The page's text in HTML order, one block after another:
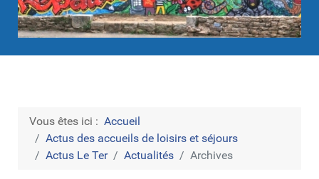
Vous êtes ici : Accueil
Actus des accueils de loisirs et séjours
Actus Le Ter
Actualités Archives